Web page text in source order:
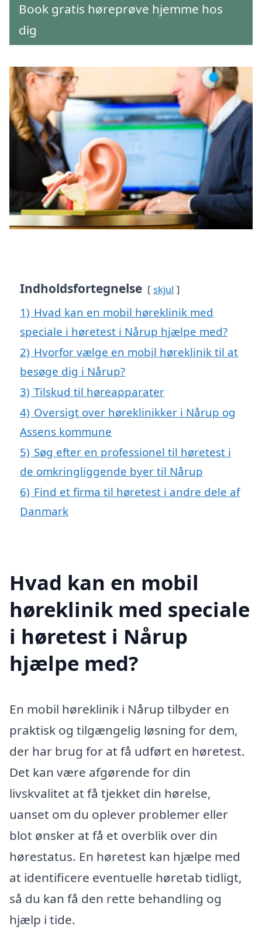
Book gratis høreprøve hjemme hos
dig
Indholdsfortegnelse skjul
1) Hvad kan en mobil høreklinik med
speciale i høretest i Nårup hjælpe med?
2) Hvorfor vælge en mobil høreklinik til at
besøge dig i Nårup?
3) Tilskud til høreapparater
4) Oversigt over høreklinikker i Nårup og
Assens kommune
5) Søg efter en professionel til høretest i
de omkringliggende byer til Nårup
6) Find et firma til høretest i andre dele af
Danmark
Hvad kan en mobil
høreklinik med speciale
i høretest i Nårup
hjælpe med?
En mobil høreklinik i Nårup tilbyder en
praktisk og tilgængelig løsning for dem,
der har brug for at få udført en høretest.
Det kan være afgørende for din
livskvalitet at få tjekket din hørelse,
uanset om du oplever problemer eller
blot ønsker at få et overblik over din
hørestatus. En høretest kan hjælpe med
at identificere eventuelle høretab tidligt,
så du kan få den rette behandling og
hjælp i tide.